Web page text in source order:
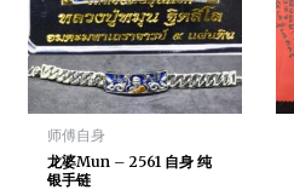
师傅自身
龙婆Mun – 2561 自身 纯
银手链